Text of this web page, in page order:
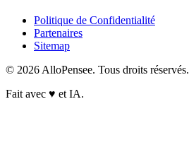
Politique de Confidentialité
Partenaires
Sitemap
© 2026 AlloPensee. Tous droits réservés.
Fait avec ♥ et IA.